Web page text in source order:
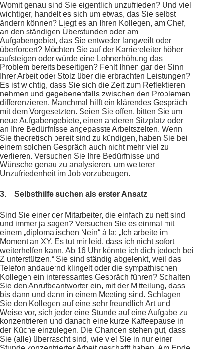
Womit genau sind Sie eigentlich unzufrieden? Und viel
wichtiger, handelt es sich um etwas, das Sie selbst
ändern können? Liegt es an Ihren Kollegen, am Chef,
an den ständigen Überstunden oder am
Aufgabengebiet, das Sie entweder langweilt oder
überfordert? Möchten Sie auf der Karriereleiter höher
aufsteigen oder würde eine Lohnerhöhung das
Problem bereits beseitigen? Fehlt Ihnen gar der Sinn
Ihrer Arbeit oder Stolz über die erbrachten Leistungen?
Es ist wichtig, dass Sie sich die Zeit zum Reflektieren
nehmen und gegebenenfalls zwischen den Problemen
differenzieren. Manchmal hilft ein klärendes Gespräch
mit dem Vorgesetzten. Seien Sie offen, bitten Sie um
neue Aufgabengebiete, einen anderen Sitzplatz oder
an Ihre Bedürfnisse angepasste Arbeitszeiten. Wenn
Sie theoretisch bereit sind zu kündigen, haben Sie bei
einem solchen Gespräch auch nicht mehr viel zu
verlieren. Versuchen Sie Ihre Bedürfnisse und
Wünsche genau zu analysieren, um weiterer
Unzufriedenheit im Job vorzubeugen.
3. Selbsthilfe suchen als erster Ansatz
Sind Sie einer der Mitarbeiter, die einfach zu nett sind
und immer ja sagen? Versuchen Sie es einmal mit
einem „diplomatischen Nein“ à la: „Ich arbeite im
Moment an XY. Es tut mir leid, dass ich nicht sofort
weiterhelfen kann. Ab 16 Uhr könnte ich dich jedoch bei
Z unterstützen.“ Sie sind ständig abgelenkt, weil das
Telefon andauernd klingelt oder die sympathischen
Kollegen ein interessantes Gespräch führen? Schalten
Sie den Anrufbeantworter ein, mit der Mitteilung, dass
bis dann und dann in einem Meeting sind. Schlagen
Sie den Kollegen auf eine sehr freundlich Art und
Weise vor, sich jeder eine Stunde auf eine Aufgabe zu
konzentrieren und danach eine kurze Kaffeepause in
der Küche einzulegen. Die Chancen stehen gut, dass
Sie (alle) überrascht sind, wie viel Sie in nur einer